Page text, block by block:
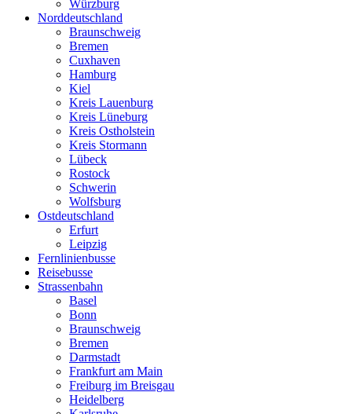
Würzburg
Norddeutschland
Braunschweig
Bremen
Cuxhaven
Hamburg
Kiel
Kreis Lauenburg
Kreis Lüneburg
Kreis Ostholstein
Kreis Stormann
Lübeck
Rostock
Schwerin
Wolfsburg
Ostdeutschland
Erfurt
Leipzig
Fernlinienbusse
Reisebusse
Strassenbahn
Basel
Bonn
Braunschweig
Bremen
Darmstadt
Frankfurt am Main
Freiburg im Breisgau
Heidelberg